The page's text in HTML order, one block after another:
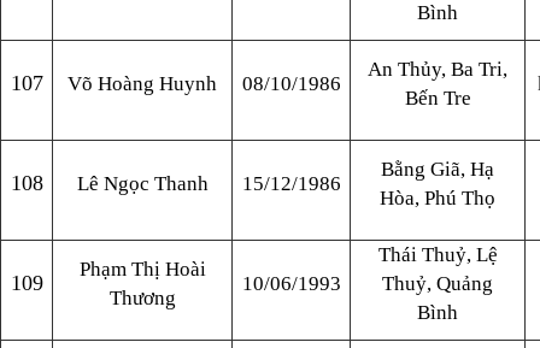
Bình
107 Võ Hoàng Huynh 08/10/1986
An Thủy, Ba Tri,
Bến Tre
108 Lê Ngọc Thanh 15/12/1986
Bằng Giã, Hạ
Hòa, Phú Thọ
109
Phạm Thị Hoài
Thương
10/06/1993
Thái Thuỷ, Lệ
Thuỷ, Quảng
Bình